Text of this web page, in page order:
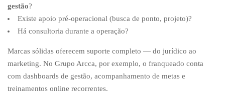
gestão?
Existe apoio pré-operacional (busca de ponto, projeto)?
Há consultoria durante a operação?
Marcas sólidas oferecem suporte completo — do jurídico ao
marketing. No Grupo Arcca, por exemplo, o franqueado conta
com dashboards de gestão, acompanhamento de metas e
treinamentos online recorrentes.